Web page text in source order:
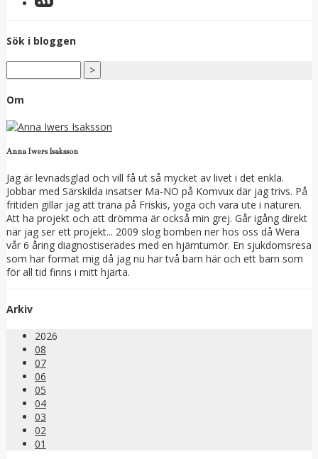
Sök i bloggen
Om
Anna Iwers Isaksson
Jag är levnadsglad och vill få ut så mycket av livet i det enkla.
Jobbar med Särskilda insatser Ma-NO på Komvux där jag trivs. På
fritiden gillar jag att träna på Friskis, yoga och vara ute i naturen.
Att ha projekt och att drömma är också min grej. Går igång direkt
när jag ser ett projekt... 2009 slog bomben ner hos oss då Wera
vår 6 åring diagnostiserades med en hjärntumör. En sjukdomsresa
som har format mig då jag nu har två barn här och ett barn som
för all tid finns i mitt hjärta.
Arkiv
2026
08
07
06
05
04
03
02
01